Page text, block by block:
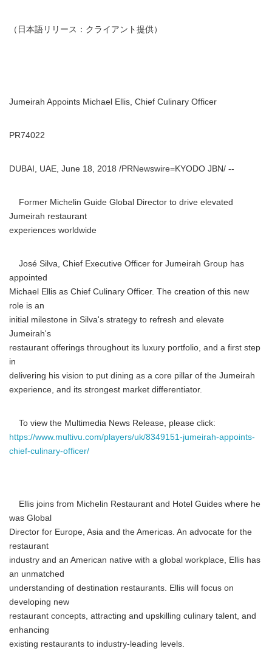
（日本語リリース：クライアント提供）
Jumeirah Appoints Michael Ellis, Chief Culinary Officer
PR74022
DUBAI, UAE, June 18, 2018 /PRNewswire=KYODO JBN/ --
Former Michelin Guide Global Director to drive elevated
Jumeirah restaurant
experiences worldwide
José Silva, Chief Executive Officer for Jumeirah Group has
appointed
Michael Ellis as Chief Culinary Officer. The creation of this new
role is an
initial milestone in Silva's strategy to refresh and elevate
Jumeirah's
restaurant offerings throughout its luxury portfolio, and a first step
in
delivering his vision to put dining as a core pillar of the Jumeirah
experience, and its strongest market differentiator.
To view the Multimedia News Release, please click:
https://www.multivu.com/players/uk/8349151-jumeirah-appoints-
chief-culinary-officer/
Ellis joins from Michelin Restaurant and Hotel Guides where he
was Global
Director for Europe, Asia and the Americas. An advocate for the
restaurant
industry and an American native with a global workplace, Ellis has
an unmatched
understanding of destination restaurants. Ellis will focus on
developing new
restaurant concepts, attracting and upskilling culinary talent, and
enhancing
existing restaurants to industry-leading levels.